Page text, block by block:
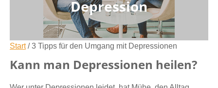
Depression
Start/3 Tipps für den Umgang mit Depressionen
Kann man Depressionen heilen?